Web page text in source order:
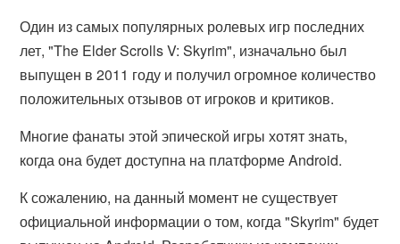
Один из самых популярных ролевых игр последних
лет, "The Elder Scrolls V: Skyrim", изначально был
выпущен в 2011 году и получил огромное количество
положительных отзывов от игроков и критиков.
Многие фанаты этой эпической игры хотят знать,
когда она будет доступна на платформе Android.
К сожалению, на данный момент не существует
официальной информации о том, когда "Skyrim" будет